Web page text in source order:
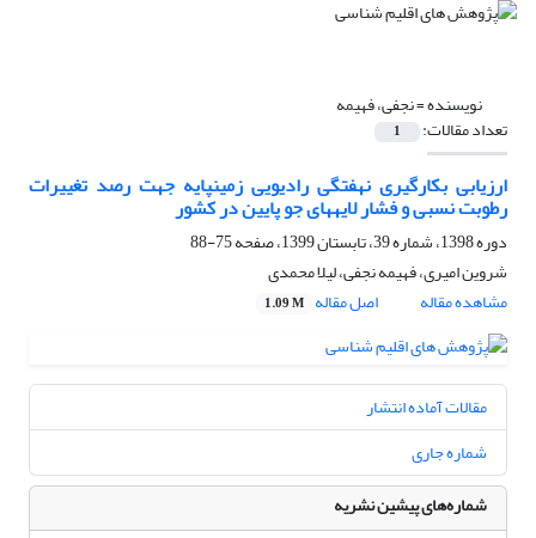
نویسنده =نجفی، فهیمه
تعداد مقالات: 1
ارزیابی بکارگیری نهفتگی رادیویی زمینپایه جهت رصد تغییرات
رطوبت نسبی و فشار لایههای جو پایین در کشور
دوره 1398، شماره 39، تابستان 1399، صفحه
75-88
شروین امیری، فهیمه نجفی، لیلا محمدی
مشاهده مقاله
اصل مقاله 1.09 M
مقالات آماده انتشار
شماره جاری
شماره‌های پیشین نشریه